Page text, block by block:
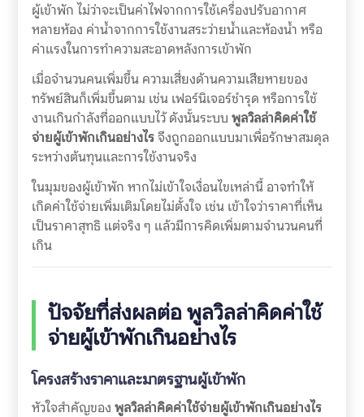
ผู้เข้าพัก ไม่ว่าจะเป็นค่าไฟจากการใช้เครื่องปรับอากาศ
หลายห้อง ค่าน้ำจากการใช้งานสระว่ายน้ำและห้องน้ำ หรือ
ค่าแรงในการทำความสะอาดหลังการเข้าพัก
เมื่อจำนวนคนเพิ่มขึ้น ความเสี่ยงด้านความเสียหายของ
ทรัพย์สินก็เพิ่มขึ้นตาม เช่น เฟอร์นิเจอร์ชำรุด หรือการใช้
งานเกินกำลังที่ออกแบบไว้ ดังนั้นระบบ พูลวิลล่าคิดค่าใช้
จ่ายผู้เข้าพักเกินอย่างไรจึงถูกออกแบบมาเพื่อรักษาสมดุล
ระหว่างต้นทุนและการใช้งานจริง
ในมุมของผู้เข้าพัก หากไม่เข้าใจเงื่อนไขเหล่านี้ อาจทำให้
เกิดค่าใช้จ่ายเพิ่มเติมโดยไม่ตั้งใจ เช่น เข้าใจว่าราคาที่เห็น
เป็นราคาสุทธิ แต่จริง ๆ แล้วมีการคิดเพิ่มตามจำนวนคนที่
เกิน
ปัจจัยที่ส่งผลต่อ พูลวิลล่าคิดค่าใช้
จ่ายผู้เข้าพักเกินอย่างไร
โครงสร้างราคาและมาตรฐานผู้เข้าพัก
หัวใจสำคัญของ พูลวิลล่าคิดค่าใช้จ่ายผู้เข้าพักเกินอย่างไร